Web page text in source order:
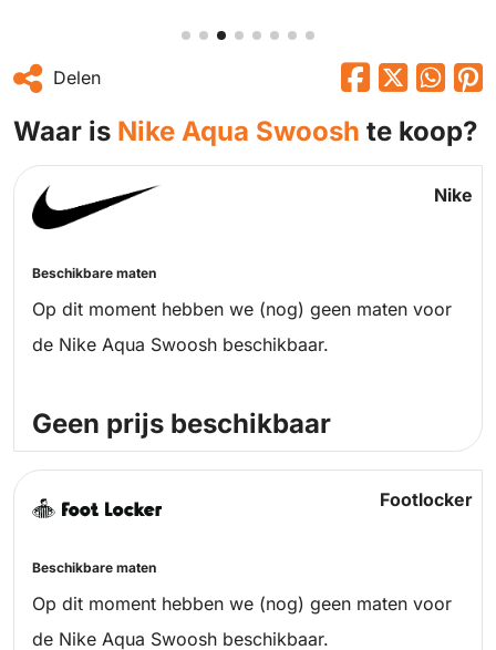
Delen
Waar is Nike Aqua Swoosh te koop?
Nike
Beschikbare maten
Op dit moment hebben we (nog) geen maten voor
de Nike Aqua Swoosh beschikbaar.
Geen prijs beschikbaar
Footlocker
Beschikbare maten
Op dit moment hebben we (nog) geen maten voor
de Nike Aqua Swoosh beschikbaar.